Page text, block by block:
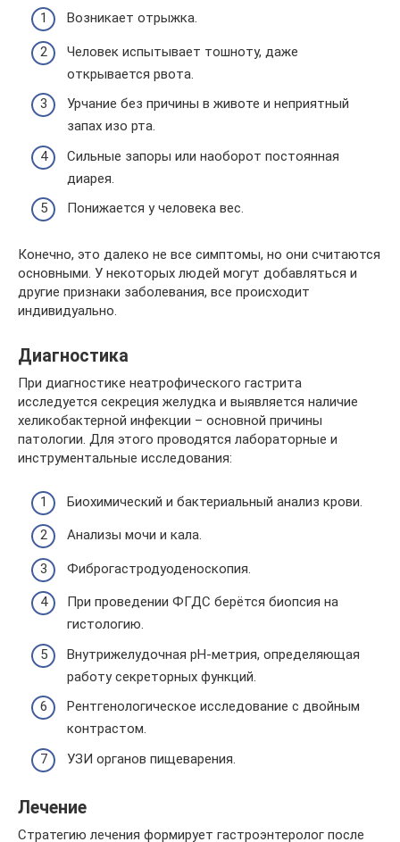
Возникает отрыжка.
Человек испытывает тошноту, даже
открывается рвота.
Урчание без причины в животе и неприятный
запах изо рта.
Сильные запоры или наоборот постоянная
диарея.
Понижается у человека вес.
Конечно, это далеко не все симптомы, но они считаются
основными. У некоторых людей могут добавляться и
другие признаки заболевания, все происходит
индивидуально.
Диагностика
При диагностике неатрофического гастрита
исследуется секреция желудка и выявляется наличие
хеликобактерной инфекции – основной причины
патологии. Для этого проводятся лабораторные и
инструментальные исследования:
Биохимический и бактериальный анализ крови.
Анализы мочи и кала.
Фиброгастродуоденоскопия.
При проведении ФГДС берётся биопсия на
гистологию.
Внутрижелудочная pH-метрия, определяющая
работу секреторных функций.
Рентгенологическое исследование с двойным
контрастом.
УЗИ органов пищеварения.
Лечение
Стратегию лечения формирует гастроэнтеролог после